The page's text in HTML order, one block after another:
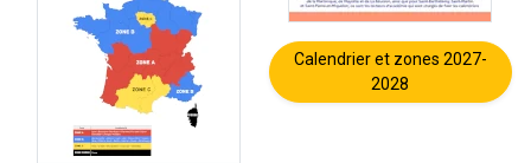
Calendrier et zones 2027-
2028